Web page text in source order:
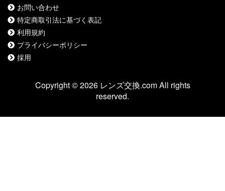
お問い合わせ
特定商取引法に基づく表記
利用規約
プライバシーポリシー
採用
Copyright © 2026 レンズ交換.com All rights
reserved.